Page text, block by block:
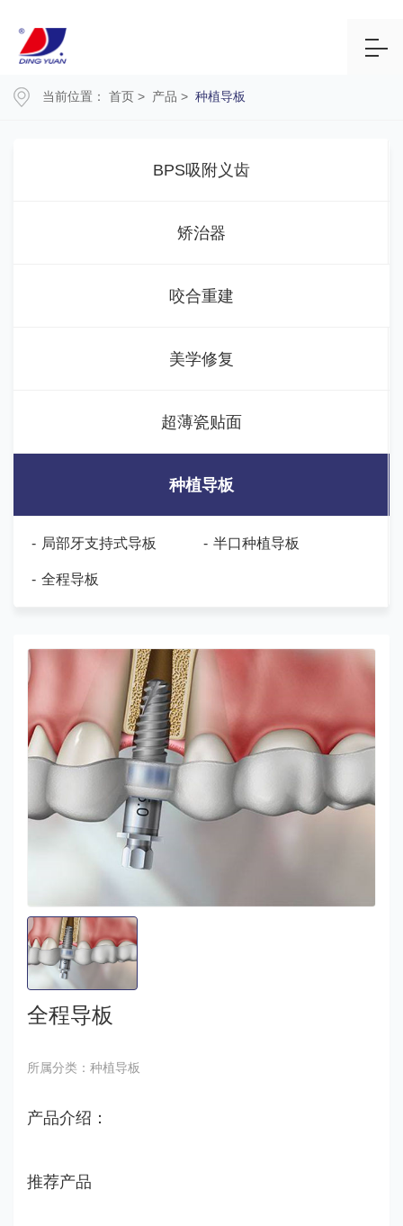
当前位置： 首页 > 产品 > 种植导板
BPS吸附义齿
矫治器
咬合重建
美学修复
超薄瓷贴面
种植导板
- 局部牙支持式导板 - 半口种植导板
- 全程导板
全程导板
所属分类：种植导板
产品介绍：
推荐产品